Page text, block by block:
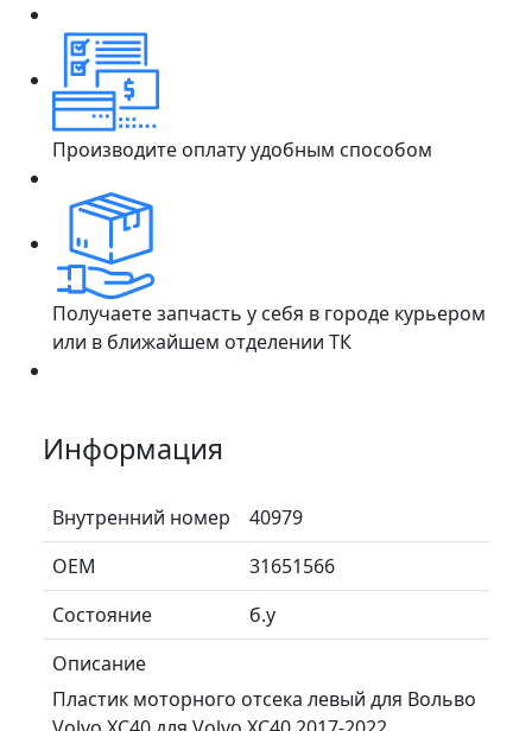
Производите оплату удобным способом
Получаете запчасть у себя в городе курьером
или в ближайшем отделении ТК
Информация
Внутренний номер
40979
ОЕМ
31651566
Состояние
б.у
Описание
Пластик моторного отсека левый для Вольво